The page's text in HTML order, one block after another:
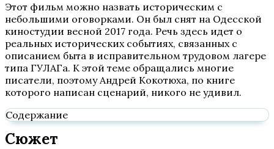
Этот фильм можно назвать историческим с
небольшими оговорками. Он был снят на Одесской
киностудии весной 2017 года. Речь здесь идет о
реальных исторических событиях, связанных с
описанием быта в исправительном трудовом лагере
типа ГУЛАГа. К этой теме обращались многие
писатели, поэтому Андрей Кокотюха, по книге
которого написан сценарий, никого не удивил.
Содержание
Сюжет